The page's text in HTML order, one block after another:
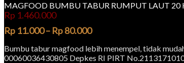
MAGFOOD BUMBU TABUR RUMPUT LAUT 20
Rp 1.460.000
Rp 11.000– Rp80.000
Bumbu tabur magfood lebih menempel, tidak
00060036430805 Depkes RI PIRT